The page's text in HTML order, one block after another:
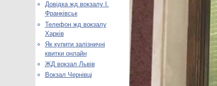
Довідка жд вокзалу І.
Франківськ
Телефон жд вокзалу
Харків
Як купити залізничні
квитки онлайн
ЖД вокзал Львів
Вокзал Чернівці